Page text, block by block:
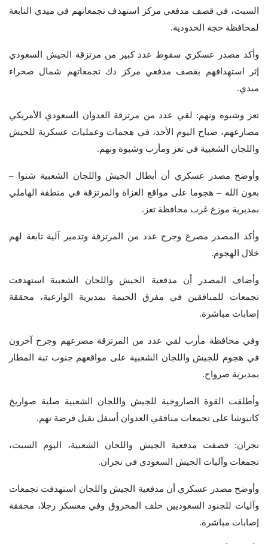
السبت، في قصف مدفعي مركز استهدف تجمعاتهم في ميدي التابعة
لمحافظة حجة الحدودية.
وأكد مصدر عسكري سقوط عدد كبير من مرتزقة الجيش السعودي
إثر استهدافهم بقصف مدفعي مركز دك تجمعاتهم شمال صحراء
ميدي.
تعز وشبوه ونهم: لقي عدد من مرتزقة العدوان السعودي الأمريكي
مصارعهم، صباح اليوم الأحد، في هجمات وعمليات عسكرية للجيش
واللجان الشعبية في تعز ومأرب وشبوة ونهم.
وأوضح مصدر عسكري أن أبطال الجيش واللجان الشعبية شنوا –
بعون الله – هجوما على مواقع الغزاة والمرتزقة في منطقة الهاملي
بمديرية موزع غرب محافظة تعز.
وأكد المصدر مصرع وجرح عدد من المرتزقة وتدمير آلية تابعة لهم
خلال الهجوم.
وأضاف المصدر أن مدفعية الجيش واللجان الشعبية استهدفت
تجمعات للمنافقين في مفرق الحيمة بمديرية الوازعية، محققة
إصابات مباشرة.
وفي محافظة مأرب لقي عدد من المرتزقة مصرعهم وجرح آخرون
في هجوم للجيش واللجان الشعبية على مواقعهم جنوب تبة المطار
بمديرية صرواح.
وأطلقت القوة الصاروخية للجيش واللجان الشعبية صلية صواريخ
كاتيوشا على تجمعات منافقي العدوان أسفل نقيل فرضة نهم.
نجران: قصفت مدفعية الجيش واللجان الشعبية، اليوم السبت،
تجمعات وآليات الجيش السعودي في نجران.
وأوضح مصدر عسكري أن مدفعية الجيش واللجان استهدفت تجمعات
وآليات للجنود السعوديين خلف المخروق وفي معسكر رجلا، محققة
إصابات مباشرة.